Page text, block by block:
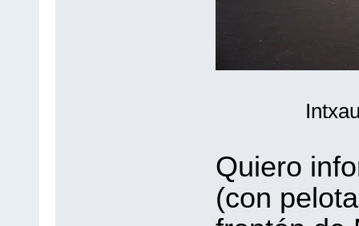
Quiero
(con